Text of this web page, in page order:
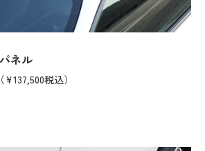
ネル
（¥137,500税込）